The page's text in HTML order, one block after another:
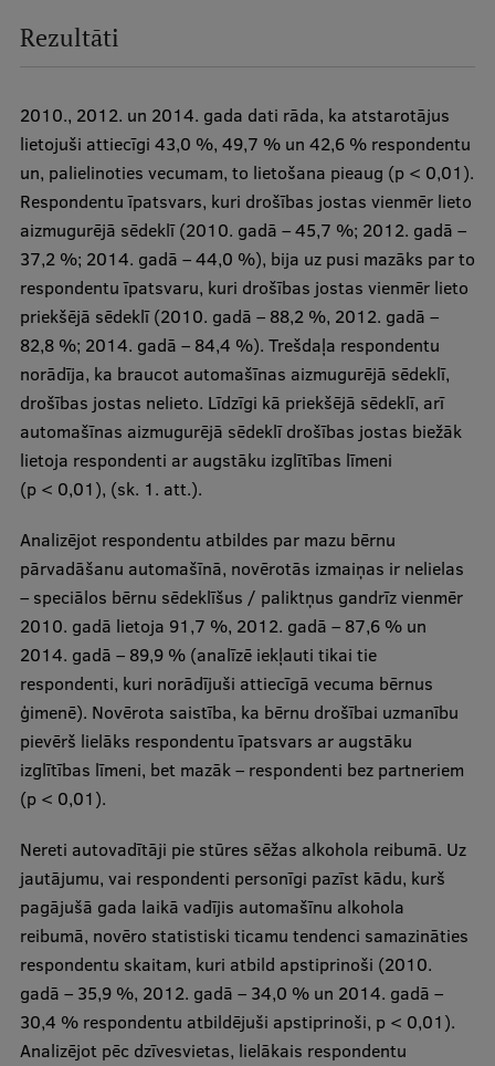
Rezultāti
2010., 2012. un 2014. gada dati rāda, ka atstarotājus
lietojuši attiecīgi 43,0 %, 49,7 % un 42,6 % respondentu
un, palielinoties vecumam, to lietošana pieaug (p < 0,01).
Respondentu īpatsvars, kuri drošības jostas vienmēr lieto
aizmugurējā sēdeklī (2010. gadā – 45,7 %; 2012. gadā –
37,2 %; 2014. gadā – 44,0 %), bija uz pusi mazāks par to
respondentu īpatsvaru, kuri drošības jostas vienmēr lieto
priekšējā sēdeklī (2010. gadā – 88,2 %, 2012. gadā –
82,8 %; 2014. gadā – 84,4 %). Trešdaļa respondentu
norādīja, ka braucot automašīnas aizmugurējā sēdeklī,
drošības jostas nelieto. Līdzīgi kā priekšējā sēdeklī, arī
automašīnas aizmugurējā sēdeklī drošības jostas biežāk
lietoja respondenti ar augstāku izglītības līmeni
(p < 0,01), (sk. 1. att.).
Analizējot respondentu atbildes par mazu bērnu
pārvadāšanu automašīnā, novērotās izmaiņas ir nelielas
– speciālos bērnu sēdeklīšus / paliktņus gandrīz vienmēr
2010. gadā lietoja 91,7 %, 2012. gadā – 87,6 % un
2014. gadā – 89,9 % (analīzē iekļauti tikai tie
respondenti, kuri norādījuši attiecīgā vecuma bērnus
ģimenē). Novērota saistība, ka bērnu drošībai uzmanību
pievērš lielāks respondentu īpatsvars ar augstāku
izglītības līmeni, bet mazāk – respondenti bez partneriem
(p < 0,01).
Nereti autovadītāji pie stūres sēžas alkohola reibumā. Uz
jautājumu, vai respondenti personīgi pazīst kādu, kurš
pagājušā gada laikā vadījis automašīnu alkohola
reibumā, novēro statistiski ticamu tendenci samazināties
respondentu skaitam, kuri atbild apstiprinoši (2010.
gadā – 35,9 %, 2012. gadā – 34,0 % un 2014. gadā –
30,4 % respondentu atbildējuši apstiprinoši, p < 0,01).
Analizējot pēc dzīvesvietas, lielākais respondentu